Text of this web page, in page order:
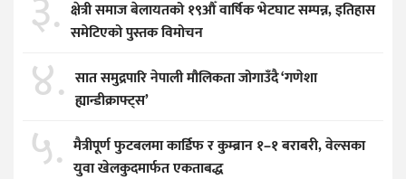
क्षेत्री समाज बेलायतको १९औँ वार्षिक भेटघाट सम्पन्न, इतिहास
समेटिएको पुस्तक विमोचन
४. सात समुद्रपारि नेपाली मौलिकता जोगाउँदै ‘गणेशा
ह्यान्डीक्राफ्ट्स’
५. मैत्रीपूर्ण फुटबलमा कार्डिफ र कुम्ब्रान १–१ बराबरी, वेल्सका
युवा खेलकुदमार्फत एकताबद्ध